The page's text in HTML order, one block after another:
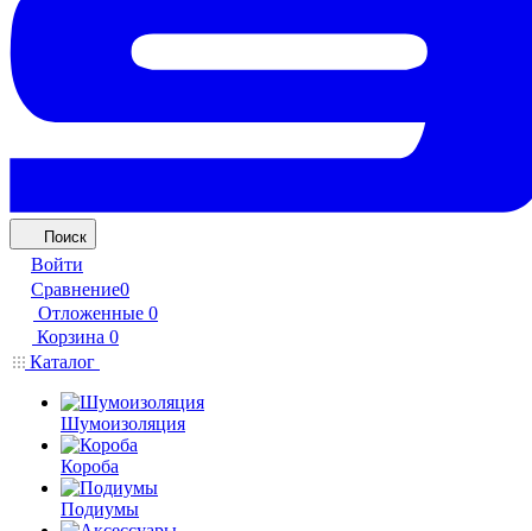
Поиск
Войти
Сравнение0
Отложенные 0
Корзина 0
Каталог
Шумоизоляция
Короба
Подиумы